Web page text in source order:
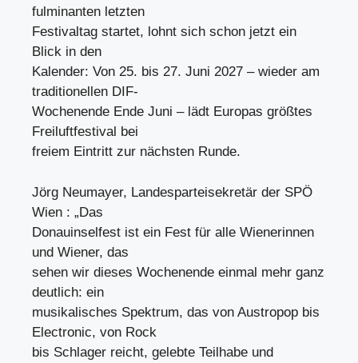
fulminanten letzten
Festivaltag startet, lohnt sich schon jetzt ein
Blick in den
Kalender: Von 25. bis 27. Juni 2027 – wieder am
traditionellen DIF-
Wochenende Ende Juni – lädt Europas größtes
Freiluftfestival bei
freiem Eintritt zur nächsten Runde.
Jörg Neumayer, Landesparteisekretär der SPÖ
Wien : „Das
Donauinselfest ist ein Fest für alle Wienerinnen
und Wiener, das
sehen wir dieses Wochenende einmal mehr ganz
deutlich: ein
musikalisches Spektrum, das von Austropop bis
Electronic, von Rock
bis Schlager reicht, gelebte Teilhabe und